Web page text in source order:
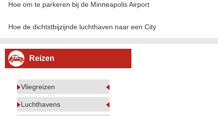
Hoe om te parkeren bij de Minneapolis Airport
Hoe de dichtstbijzijnde luchthaven naar een City
Reizen
Vliegreizen
Luchthavens